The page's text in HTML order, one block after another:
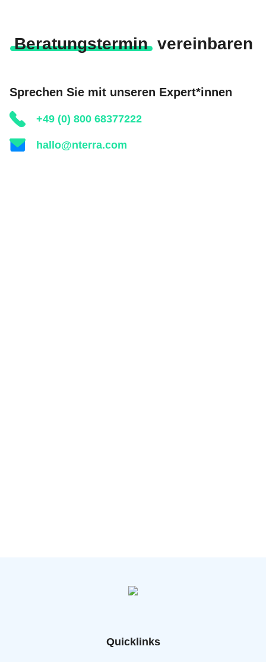
Beratungstermin vereinbaren
Sprechen Sie mit unseren Expert*innen
+49 (0) 800 68377222
hallo@nterra.com
Quicklinks